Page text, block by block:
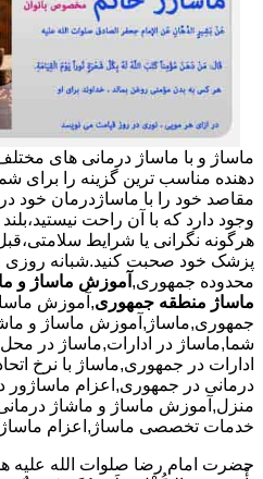
ماساژ و با ماساژ درمانی های مختلف
دهنده مناسب ترین گزینه را برای
مقاصد خود را با ماساژدرمان خود
وجود دارد که با آن راحت
هرگونه نگرانی یا شرایط
پزشک خود صحبت کنید.شبانه روزی
محدوده جمهوری, آموزش ماساژ و
ماساژ منطقه جمهوری,آموزش
جمهوری,ماساژ,آموزش ماساژ و
شما,ماساژ در ادارات,ماساژ در
ادارات در جمهوری,ماساژ با نرخ
درمانی در جمهوری,اعزام ماساژور
منزل,آموزش ماساژ و ماشاژ درمانی
خدمات تخصصی ماساژ,اعزام
حضرت امام رضا صلوات الله علیه